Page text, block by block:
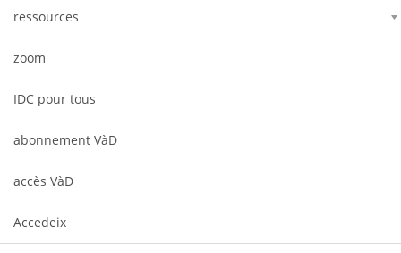
ressources
zoom
IDC pour tous
abonnement VàD
accès VàD
Accedeix